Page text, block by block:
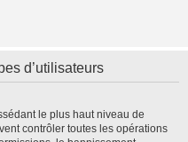
d’utilisateurs
le plus haut niveau de
contrôler toutes les opérations